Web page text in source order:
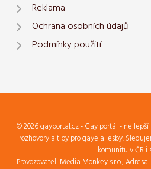
Reklama
Ochrana osobních údajů
Podmínky použití
© 2026 gayportal.cz - Gay portál -
rozhovory a tipy pro gaye a lesby.
komunitu v ČR i
Provozovatel: Media Monkey s.r.o.,